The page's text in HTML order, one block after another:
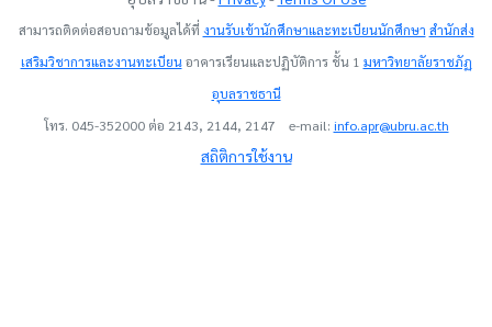
สามารถติดต่อสอบถามข้อมูลได้ที่ งานรับเข้านักศึกษาและทะเบียนนักศึกษา สำนักส่ง
เสริมวิชาการและงานทะเบียนอาคารเรียนและปฏิบัติการ ชั้น 1 มหาวิทยาลัยราชภัฏ
อุบลราชธานี
โทร. 045-352000 ต่อ 2143, 2144, 2147 e-mail: info.apr@ubru.ac.th
สถิติการใช้งาน